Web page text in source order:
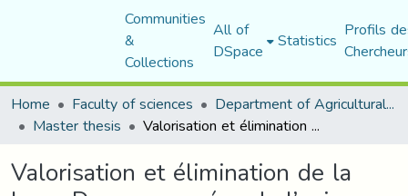
Communities
&
Collections
All of
DSpace Statistics Profils
Home
Faculty of sciences Department of Agricultural Sciences
Master thesis Valorisation et élimination de la boue Des eaux usées de l’usine Lafarge ciment de M’sila (LCM)
Valorisation et élimination de la